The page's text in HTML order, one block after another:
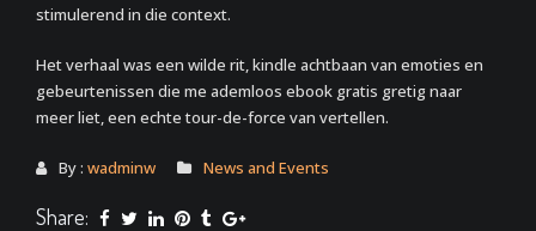
stimulerend in die context.
Het verhaal was een wilde rit, kindle achtbaan van emoties en
gebeurtenissen die me ademloos ebook gratis gretig naar
meer liet, een echte tour-de-force van vertellen.
By : wadminw News and Events
Share: